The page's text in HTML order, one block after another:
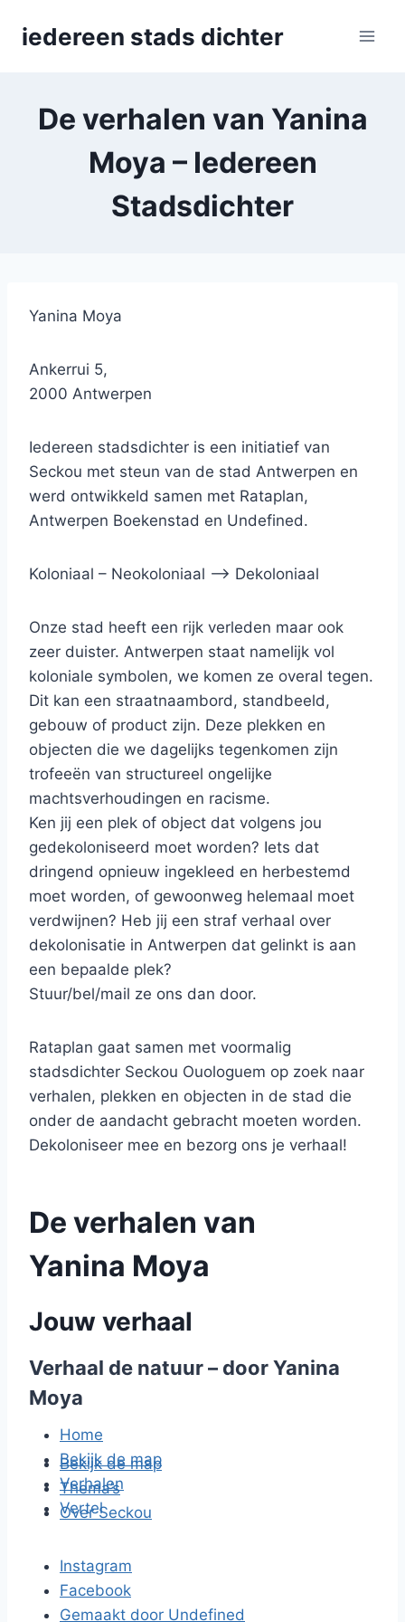
iedereen stads dichter
De verhalen van Yanina
Moya – Iedereen
Stadsdichter
Yanina Moya
Ankerrui 5,
2000 Antwerpen
Iedereen stadsdichter is een initiatief van
Seckou met steun van de stad Antwerpen en
werd ontwikkeld samen met Rataplan,
Antwerpen Boekenstad en Undefined.
Koloniaal – Neokoloniaal –> Dekoloniaal
Onze stad heeft een rijk verleden maar ook
zeer duister. Antwerpen staat namelijk vol
koloniale symbolen, we komen ze overal tegen.
Dit kan een straatnaambord, standbeeld,
gebouw of product zijn. Deze plekken en
objecten die we dagelijks tegenkomen zijn
trofeeën van structureel ongelijke
machtsverhoudingen en racisme.
Ken jij een plek of object dat volgens jou
gedekoloniseerd moet worden? Iets dat
dringend opnieuw ingekleed en herbestemd
moet worden, of gewoonweg helemaal moet
verdwijnen? Heb jij een straf verhaal over
dekolonisatie in Antwerpen dat gelinkt is aan
een bepaalde plek?
Stuur/bel/mail ze ons dan door.
Rataplan gaat samen met voormalig
stadsdichter Seckou Ouologuem op zoek naar
verhalen, plekken en objecten in de stad die
onder de aandacht gebracht moeten worden.
Dekoloniseer mee en bezorg ons je verhaal!
De verhalen van
Yanina Moya
Jouw verhaal
Verhaal de natuur – door Yanina
Moya
Home
Bekijk de map
Verhalen
Vertel
Bekijk de map
Thema’s
Over Seckou
Instagram
Facebook
Gemaakt door Undefined